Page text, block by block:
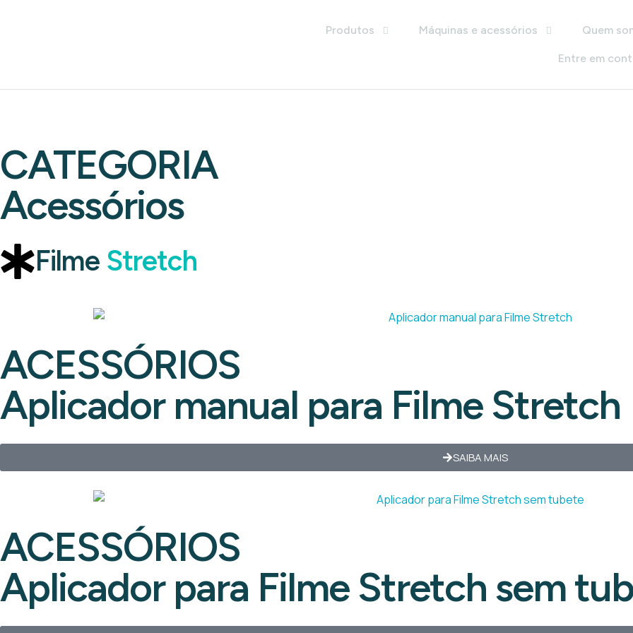
Produtos Máquinas e acessórios Quem
Entre em
CATEGORIA
Acessórios
Filme Stretch
ACESSÓRIOS
Aplicador manual para Filme Stretch
SAIBA MAIS
ACESSÓRIOS
Aplicador para Filme Stretch sem